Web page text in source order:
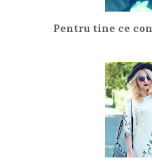
Pentru tine ce